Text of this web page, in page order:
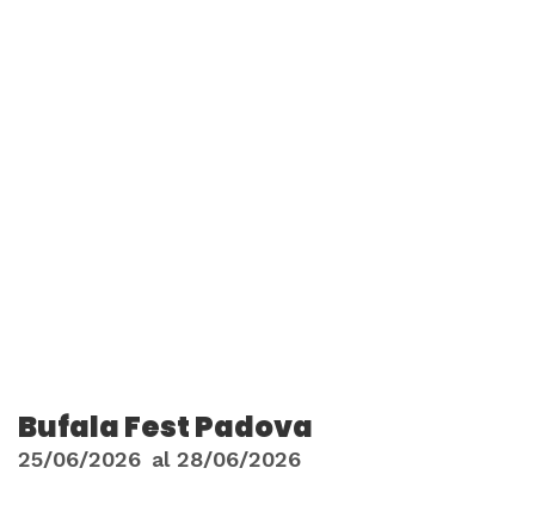
Bufala Fest Padova
25/06/2026 al 28/06/2026